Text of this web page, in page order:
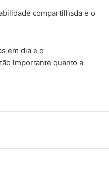
compartilhada e o
em dia e o
importante quanto a